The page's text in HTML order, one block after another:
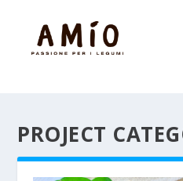
PROJECT